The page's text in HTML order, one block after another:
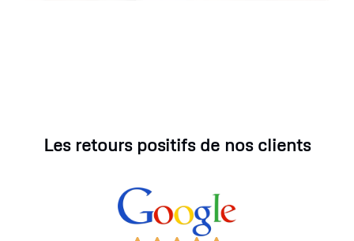
Les retours positifs de nos clients